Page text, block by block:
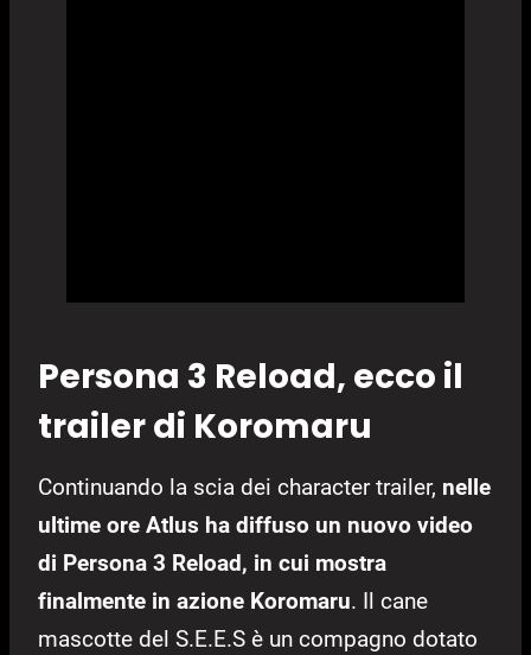
Persona 3 Reload, ecco il
trailer di Koromaru
Continuando la scia dei character trailer, nelle
ultime ore Atlus ha diffuso un nuovo video
di Persona 3 Reload, in cui mostra
finalmente in azione Koromaru. Il cane
mascotte del S.E.E.S è un compagno dotato